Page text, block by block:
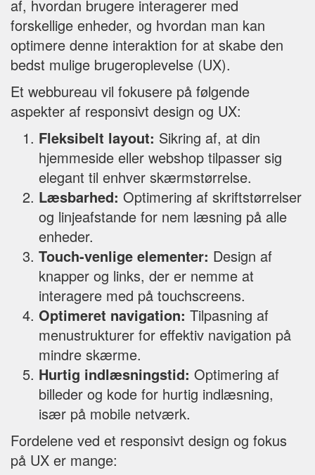
af, hvordan brugere interagerer med
forskellige enheder, og hvordan man kan
optimere denne interaktion for at skabe den
bedst mulige brugeroplevelse (UX).
Et webbureau vil fokusere på følgende
aspekter af responsivt design og UX:
Fleksibelt layout: Sikring af, at din
hjemmeside eller webshop tilpasser sig
elegant til enhver skærmstørrelse.
Læsbarhed: Optimering af skriftstørrelser
og linjeafstande for nem læsning på alle
enheder.
Touch-venlige elementer: Design af
knapper og links, der er nemme at
interagere med på touchscreens.
Optimeret navigation: Tilpasning af
menustrukturer for effektiv navigation på
mindre skærme.
Hurtig indlæsningstid: Optimering af
billeder og kode for hurtig indlæsning,
især på mobile netværk.
Fordelene ved et responsivt design og fokus
på UX er mange: